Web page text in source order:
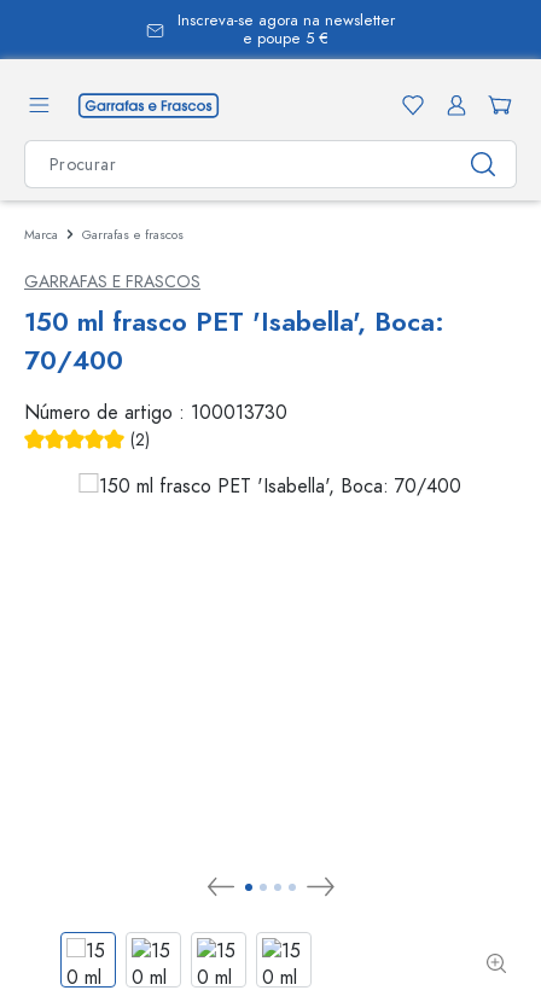
Inscreva-se agora na newsletter
e poupe 5 €
Marca Garrafas e frascos
GARRAFAS E FRASCOS
150 ml frasco PET 'Isabella', Boca:
70/400
Número de artigo : 100013730
(2)